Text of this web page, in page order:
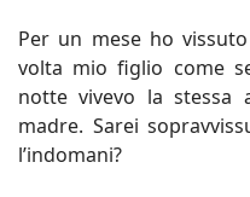
Per un mese ho
volta mio figlio come
notte vivevo la stessa
madre. Sarei
l’indomani?